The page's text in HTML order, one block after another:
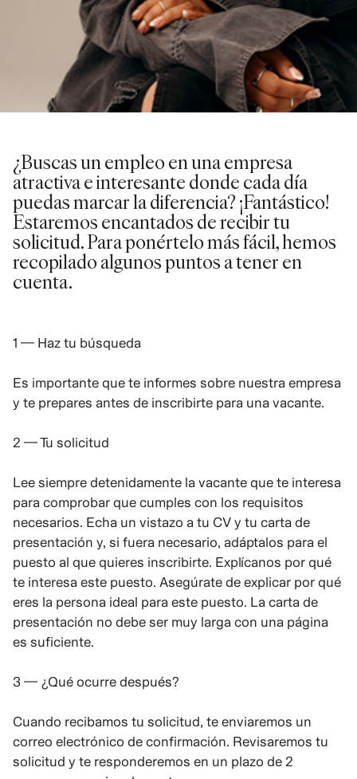
¿Buscas un empleo en una empresa
atractiva e interesante donde cada día
puedas marcar la diferencia? ¡Fantástico!
Estaremos encantados de recibir tu
solicitud. Para ponértelo más fácil, hemos
recopilado algunos puntos a tener en
cuenta.
1 — Haz tu búsqueda
Es importante que te informes sobre nuestra empresa
y te prepares antes de inscribirte para una vacante.
2 — Tu solicitud
Lee siempre detenidamente la vacante que te interesa
para comprobar que cumples con los requisitos
necesarios. Echa un vistazo a tu CV y tu carta de
presentación y, si fuera necesario, adáptalos para el
puesto al que quieres inscribirte. Explícanos por qué
te interesa este puesto. Asegúrate de explicar por qué
eres la persona ideal para este puesto. La carta de
presentación no debe ser muy larga con una página
es suficiente.
3 — ¿Qué ocurre después?
Cuando recibamos tu solicitud, te enviaremos un
correo electrónico de confirmación. Revisaremos tu
solicitud y te responderemos en un plazo de 2